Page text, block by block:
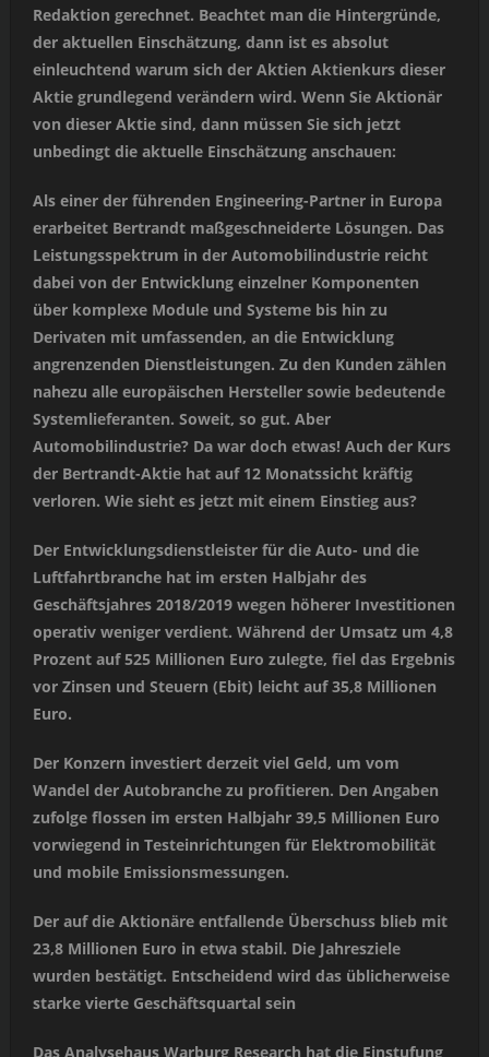
Redaktion gerechnet. Beachtet man die Hintergründe,
der aktuellen Einschätzung, dann ist es absolut
einleuchtend warum sich der Aktien Aktienkurs dieser
Aktie grundlegend verändern wird. Wenn Sie Aktionär
von dieser Aktie sind, dann müssen Sie sich jetzt
unbedingt die aktuelle Einschätzung anschauen:
Als einer der führenden Engineering-Partner in Europa
erarbeitet Bertrandt maßgeschneiderte Lösungen. Das
Leistungsspektrum in der Automobilindustrie reicht
dabei von der Entwicklung einzelner Komponenten
über komplexe Module und Systeme bis hin zu
Derivaten mit umfassenden, an die Entwicklung
angrenzenden Dienstleistungen. Zu den Kunden zählen
nahezu alle europäischen Hersteller sowie bedeutende
Systemlieferanten. Soweit, so gut. Aber
Automobilindustrie? Da war doch etwas! Auch der Kurs
der Bertrandt-Aktie hat auf 12 Monatssicht kräftig
verloren. Wie sieht es jetzt mit einem Einstieg aus?
Der Entwicklungsdienstleister für die Auto- und die
Luftfahrtbranche hat im ersten Halbjahr des
Geschäftsjahres 2018/2019 wegen höherer Investitionen
operativ weniger verdient. Während der Umsatz um 4,8
Prozent auf 525 Millionen Euro zulegte, fiel das Ergebnis
vor Zinsen und Steuern (Ebit) leicht auf 35,8 Millionen
Euro.
Der Konzern investiert derzeit viel Geld, um vom
Wandel der Autobranche zu profitieren. Den Angaben
zufolge flossen im ersten Halbjahr 39,5 Millionen Euro
vorwiegend in Testeinrichtungen für Elektromobilität
und mobile Emissionsmessungen.
Der auf die Aktionäre entfallende Überschuss blieb mit
23,8 Millionen Euro in etwa stabil. Die Jahresziele
wurden bestätigt. Entscheidend wird das üblicherweise
starke vierte Geschäftsquartal sein
Das Analysehaus Warburg Research hat die Einstufung